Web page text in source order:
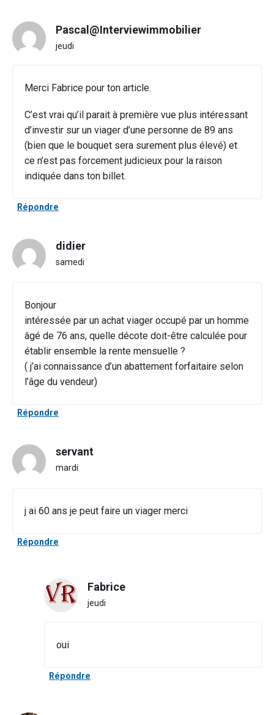
un
ou
plus
âgé
?"
Pascal@Interviewimmobilier
jeudi
Merci Fabrice pour ton article.
C’est vrai qu’il parait à première vue plus intéressant
d’investir sur un viager d’une personne de 89 ans
(bien que le bouquet sera surement plus élevé) et
ce n’est pas forcement judicieux pour la raison
indiquée dans ton billet.
Répondre
didier
samedi
Bonjour
intéressée par un achat viager occupé par un homme
âgé de 76 ans, quelle décote doit-être calculée pour
établir ensemble la rente mensuelle ?
( j’ai connaissance d’un abattement forfaitaire selon
l’âge du vendeur)
Répondre
servant
mardi
j ai 60 ans je peut faire un viager merci
Répondre
Fabrice
jeudi
oui
Répondre